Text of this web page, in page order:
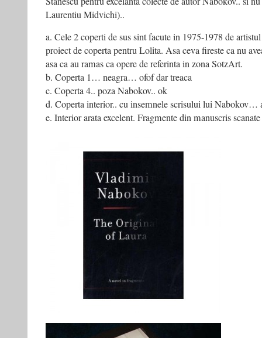
Laurentiu Midvichi)..
a. Cele 2 coperti de sus sint facute in 1975-1978 de
proiect de coperta pentru Lolita. Asa ceva fireste ca nu
asa ca au ramas ca opere de referinta in zona SotzArt.
b. Coperta 1… neagra… ofof dar treaca
c. Coperta 4.. poza Nabokov.. ok
d. Coperta interior.. cu insemnele scrisului lui Nabokov…
e. Interior arata excelent. Fragmente din manuscris